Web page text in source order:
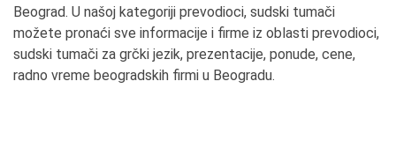
Beograd. U našoj kategoriji prevodioci, sudski tumači
možete pronaći sve informacije i firme iz oblasti prevodioci,
sudski tumači za grčki jezik, prezentacije, ponude, cene,
radno vreme beogradskih firmi u Beogradu.